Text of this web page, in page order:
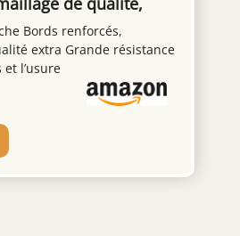
impacts et à l'usure,
ondes et lave-
porcelaine
Bords renforcés,
extra Grande résistance
l’usure